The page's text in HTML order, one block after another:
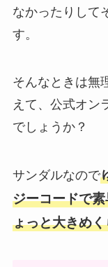
なかったりして
す。
そんなときは無
えて、公式オン
でしょうか？
サンダルなので
ジーコードで
ょっと大きめ